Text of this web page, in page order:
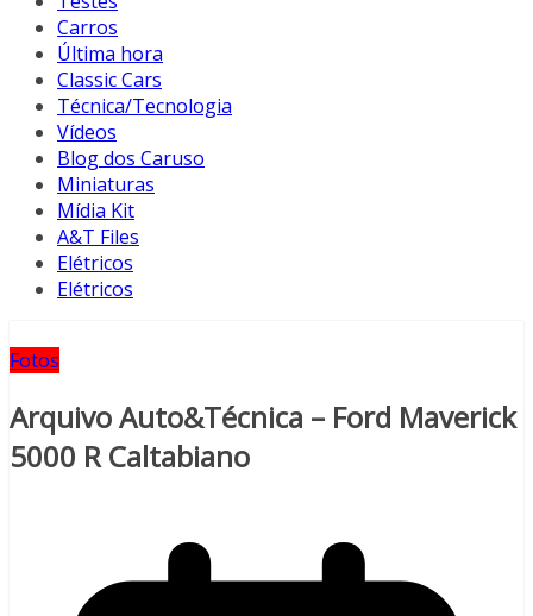
Carros
Última hora
Classic Cars
Técnica/Tecnologia
Vídeos
Blog dos Caruso
Miniaturas
Mídia Kit
A&T Files
Elétricos
Elétricos
Fotos
Arquivo Auto&Técnica – Ford Maverick
5000 R Caltabiano